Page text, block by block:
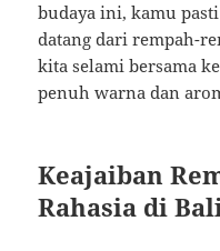
budaya ini, kamu
datang dari rempah-
kita selami bersama
penuh warna dan
Keajaiban
Rahasia di